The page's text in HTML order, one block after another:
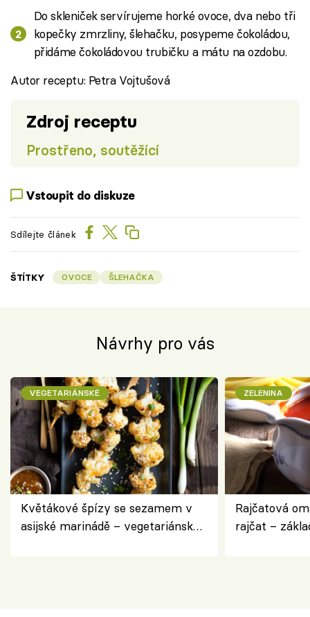
Do skleniček servírujeme horké ovoce, dva nebo tři
kopečky zmrzliny, šlehačku, posypeme čokoládou,
přidáme čokoládovou trubičku a mátu na ozdobu.
Autor receptu: Petra Vojtušová
Zdroj receptu
Prostřeno, soutěžící
Vstoupit do diskuze
Sdílejte článek
ŠTÍTKY OVOCE ŠLEHAČKA
Návrhy pro vás
VEGETARIÁNSKÉ
Květákové špízy se sezamem v
asijské marinádě – vegetariánská
ZELENINA
Rajčatová
rajčat –